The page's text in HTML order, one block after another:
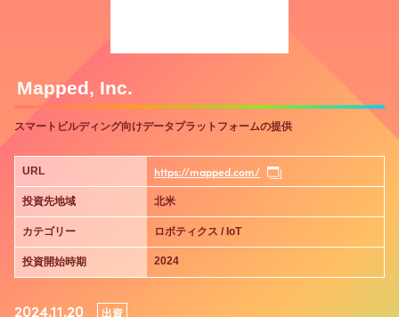
Mapped, Inc.
スマートビルディング向けデータプラットフォームの提供
URL https://mapped.com/
投資先地域 北米
カテゴリー ロボティクス / IoT
投資開始時期 2024
2024.11.20 出資